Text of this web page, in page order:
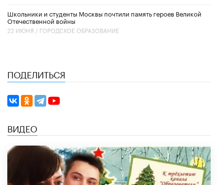
Школьники и студенты Москвы почтили память героев Великой
Отечественной войны
22 ИЮНЯ / ГОРОДСКОЕ ОБРАЗОВАНИЕ
ПОДЕЛИТЬСЯ
ВИДЕО